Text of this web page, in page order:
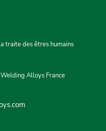
traite des êtres humains
Alloys France